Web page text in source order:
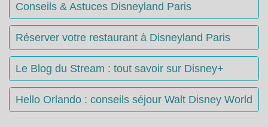
Conseils & Astuces Disneyland Paris
Réserver votre restaurant à Disneyland Paris
Le Blog du Stream : tout savoir sur Disney+
Hello Orlando : conseils séjour Walt Disney World